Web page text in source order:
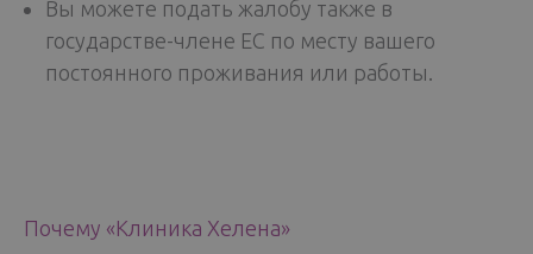
Почему «Клиника Хелена»
Вы можете подать жалобу также в
государстве-члене ЕС по месту вашего
постоянного проживания или работы.